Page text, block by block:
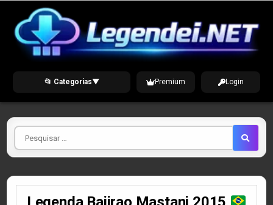
content
📂 Categorias▼ Premium Login
Pesquisar
por